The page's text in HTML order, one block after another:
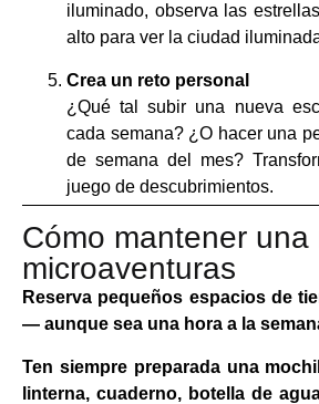
iluminado, observa las
alto para ver la ciudad
Crea un reto personal
¿Qué tal subir una nueva
cada semana? ¿O hacer una
de semana del mes?
juego de descubrimientos.
Cómo mantener una
microaventuras
Reserva pequeños espacios de
— aunque sea una hora a la
Ten siempre preparada una
linterna, cuaderno, botella de